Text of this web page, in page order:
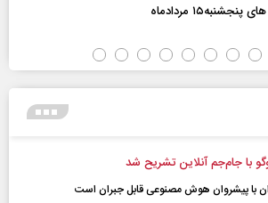
مردادماه
با جام‌جم آنلاین تشریح شد
با پیشرو‌ان هوش مصنوعی قابل جبران است